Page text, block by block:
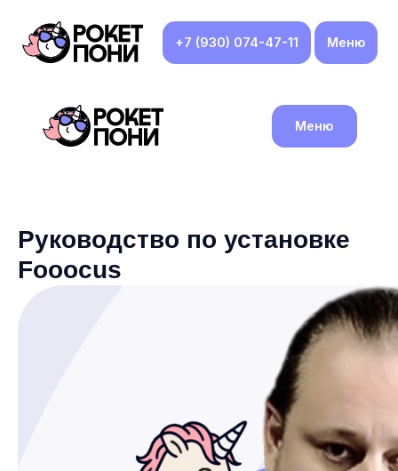
+7 (930) 074-47-11 Меню
Меню
Руководство по установке
Fooocus